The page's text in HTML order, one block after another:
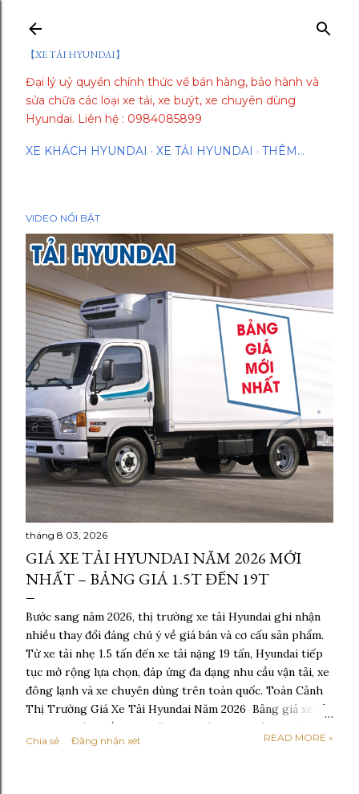
【XE TẢI HYUNDAI】
Đại lý uỷ quyền chính thức về bán hàng, bảo hành và
sửa chữa các loại xe tải, xe buýt, xe chuyên dùng
Hyundai. Liên hệ : 0984085899
XE KHÁCH HYUNDAI XE TẢI HYUNDAI THÊM…
VIDEO NỔI BẬT
tháng 8 03, 2026
GIÁ XE TẢI HYUNDAI NĂM 2026 MỚI
NHẤT – BẢNG GIÁ 1.5T ĐẾN 19T
Bước sang năm 2026, thị trường xe tải Hyundai ghi nhận
nhiều thay đổi đáng chú ý về giá bán và cơ cấu sản phẩm.
Từ xe tải nhẹ 1.5 tấn đến xe tải nặng 19 tấn, Hyundai tiếp
tục mở rộng lựa chọn, đáp ứng đa dạng nhu cầu vận tải, xe
đông lạnh và xe chuyên dùng trên toàn quốc. Toàn Cảnh
Thị Trường Giá Xe Tải Hyundai Năm 2026 Bảng giá xe tải
Hyundai mới nhất 2026 Năm 2026 được xem là giai đoạn
thị trường xe tải bước vào trạng thái ổn định hơn sau thời
Chia sẻ Đăng nhận xét READ MORE »